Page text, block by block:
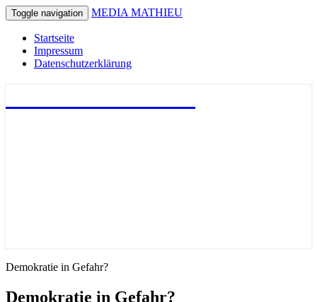
Toggle navigation MEDIA MATHIEU
Startseite
Impressum
Datenschutzerklärung
Demokratie in Gefahr?
Demokratie in Gefahr?